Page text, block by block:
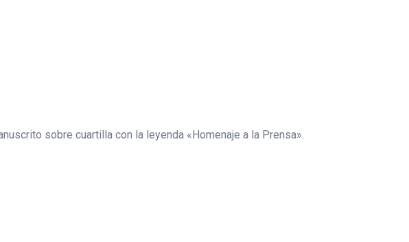
sobre cuartilla con la leyenda «Homenaje a la Prensa».